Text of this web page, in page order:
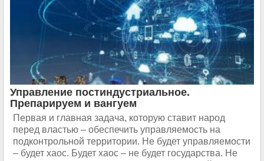
Управление постиндустриальное.
Препарируем и вангуем
Первая и главная задача, которую ставит народ
перед властью – обеспечить управляемость на
подконтрольной территории. Не будет управляемости
– будет хаос. Будет хаос – не будет государства. Не